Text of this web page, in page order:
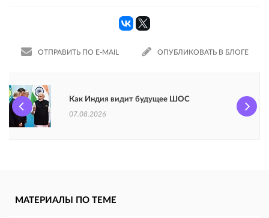
ОТПРАВИТЬ ПО E-MAIL ОПУБЛИКОВАТЬ В БЛОГЕ
Как Индия видит будущее ШОС
07.08.2026
МАТЕРИАЛЫ ПО ТЕМЕ